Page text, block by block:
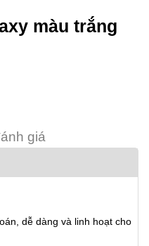
màu trắng
giá
dễ dàng và linh hoạt cho